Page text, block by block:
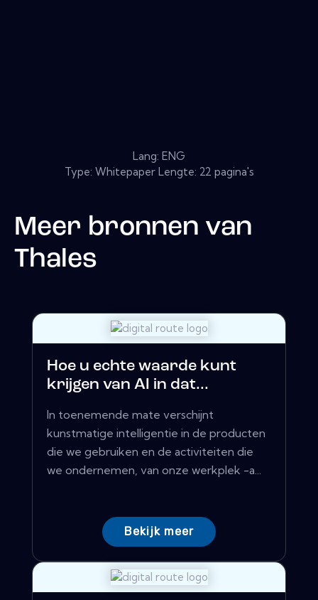
Lang: ENG
Type: Whitepaper Lengte: 22 pagina's
Meer bronnen van
Thales
Hoe u echte waarde kunt
krijgen van AI in dat...
In toenemende mate verschijnt
kunstmatige intelligentie in de producten
die we gebruiken en de activiteiten die
we ondernemen, van onze werkplek -a...
Bekijk meer